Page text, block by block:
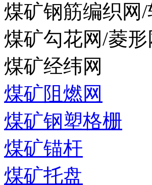
煤矿钢筋编织网
煤矿勾花网/菱形
煤矿经纬网
煤矿阻燃网
煤矿钢塑格栅
煤矿锚杆
煤矿托盘